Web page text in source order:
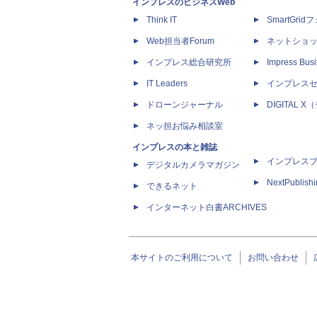
インプレスのビジネスWeb
Think IT
Web担当者Forum
インプレス総合研究所
IT Leaders
ドローンジャーナル
ネッ担お悩み相談室
インプレスの本と雑誌
デジタルカメラマガジン
できるネット
インターネット白書ARCHIVES
SmartGridフ
ネットショ
Impress
インプレス
DIGITAL X（
インプレス
本サイトのご利用について お問い合わせ